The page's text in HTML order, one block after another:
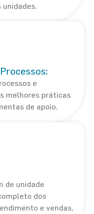
e
melhores práticas
de apoio.
de unidade
dos
e vendas,